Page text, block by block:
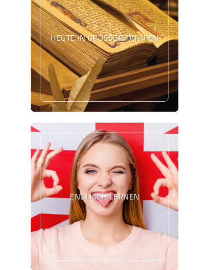
HEUTE IN GROSSBRITANNIEN
ENGLISCH LERNEN